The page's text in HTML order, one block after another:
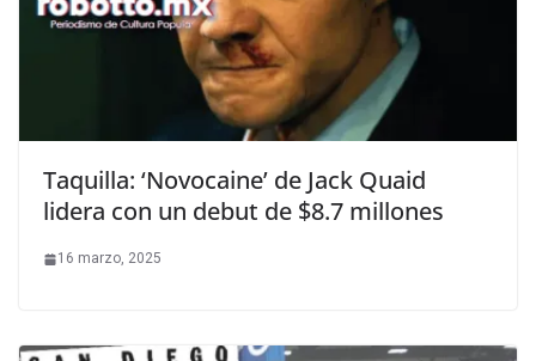
Taquilla: ‘Novocaine’ de Jack Quaid
lidera con un debut de $8.7 millones
16 marzo, 2025